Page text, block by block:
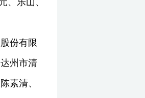
、乐山、
份有限
州市清
素清、